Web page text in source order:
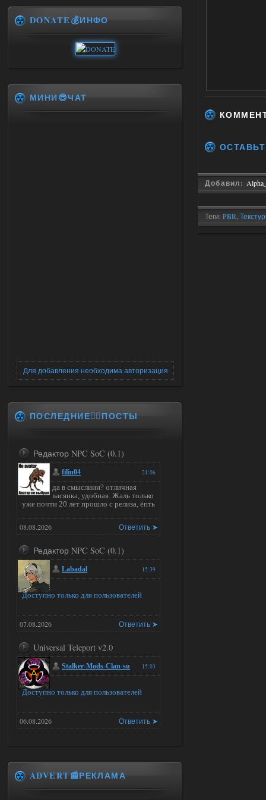
Добавил:
Теги: PBR
DONATE💰ИНФО
МИНИ😎ЧАТ
Для добавления необходима авторизация
ПОСЛЕДНИЕ✍🏻ПОСТЫ
Редактор NPC SoC (0.1)
21:06
filin04
да в смыслиии? отличная
васянка, удобная. Жаль только
уже почти 20 лет прошло с релиза, ёпть
Ответить ➤
08.08.2026
Редактор NPC SoC (0.1)
15:39
Labadal
Доступно только для пользователей
Ответить ➤
07.08.2026
Universal Teleport v2.0
15:03
Stalker-Mods-Clan-su
Доступно только для пользователей
Ответить ➤
06.08.2026
15:01
DEDULYA-1967
Я не хотел кого то расстроить
ADVERT📰РЕКЛАМА